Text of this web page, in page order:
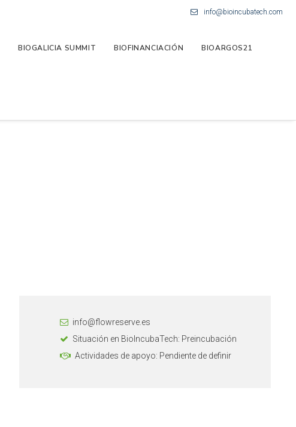
info@bioincubatech.com
BIOGALICIA SUMMIT BIOFINANCIACIÓN BIOARGOS21
info@flowreserve.es
Situación en BioIncubaTech: Preincubación
Actividades de apoyo: Pendiente de definir